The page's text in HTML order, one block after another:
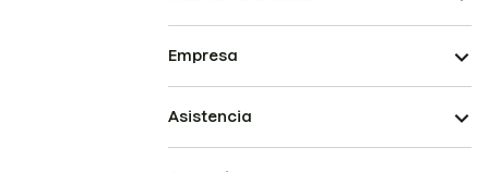
Empresa
Asistencia